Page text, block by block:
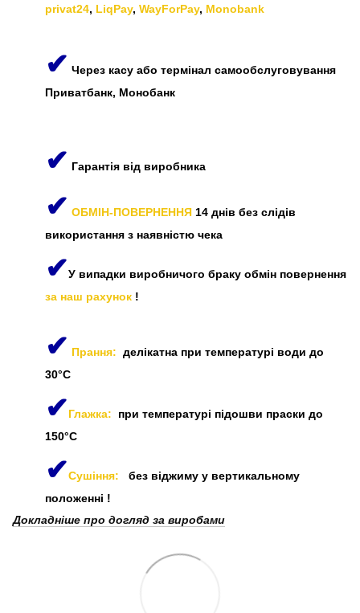
privat24, LiqPay, WayForPay, Monobank
✔ Через касу або термінал самообслуговування
Приватбанк, Монобанк
✔ Гарантія від виробника
✔ ОБМІН-ПОВЕРНЕННЯ 14 днів без слідів
використання з наявністю чека
✔У випадки виробничого браку обмін повернення
за наш рахунок !
✔ Прання: делікатна при температурі води до
30°C
✔Глажка: при температурі підошви праски до
150°C
✔Сушіння:
без віджиму у вертикальному
положенні !
Докладніше про догляд за виробами